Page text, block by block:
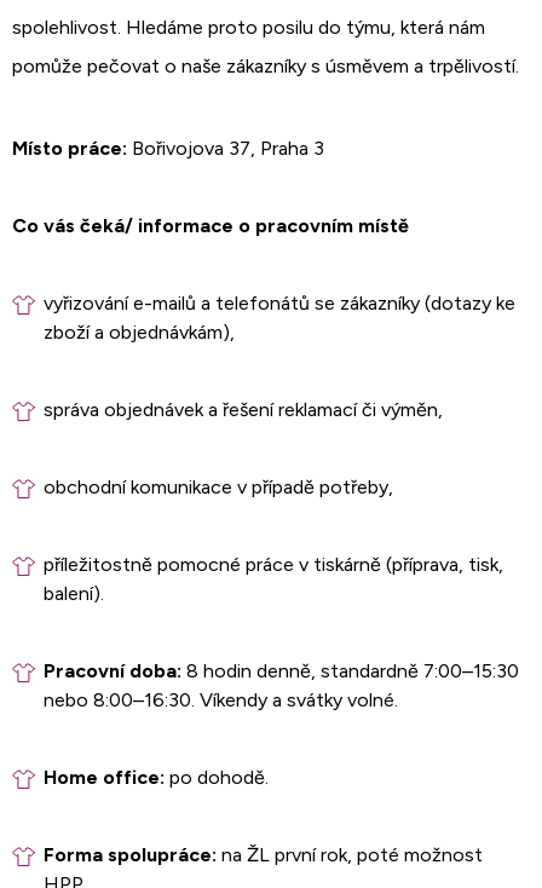
spolehlivost. Hledáme proto posilu do týmu, která nám
pomůže pečovat o naše zákazníky s úsměvem a trpělivostí.
Místo práce: Bořivojova 37, Praha 3
Co vás čeká/ informace o pracovním místě
vyřizování e-mailů a telefonátů se zákazníky (dotazy ke
zboží a objednávkám),
správa objednávek a řešení reklamací či výměn,
obchodní komunikace v případě potřeby,
příležitostně pomocné práce v tiskárně (příprava, tisk,
balení).
Pracovní doba: 8 hodin denně, standardně 7:00–15:30
nebo 8:00–16:30. Víkendy a svátky volné.
Home office: po dohodě.
Forma spolupráce: na ŽL první rok, poté možnost